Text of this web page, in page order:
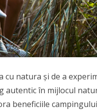
natura și de a
autentic în mijlocul
beneficiile